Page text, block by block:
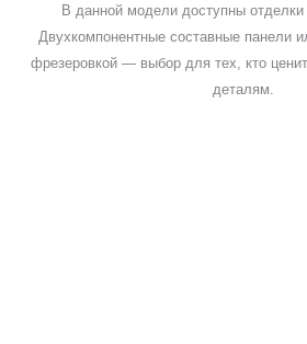
В данной модели доступны
Двухкомпонентные составные панели
фрезеровкой — выбор для тех, кто
деталям.